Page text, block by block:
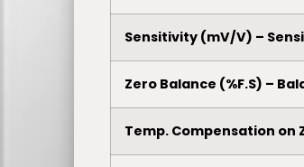
Sensitivity (mV/V) –
Zero Balance (%F.S) –
Temp. Compensation on